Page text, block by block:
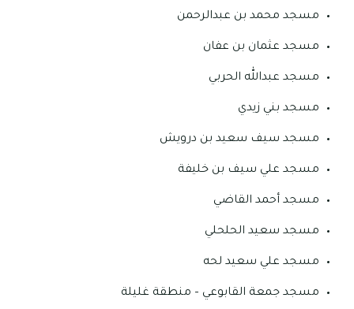
مسجد محمد بن عبدالرحمن
مسجد عثمان بن عفان
مسجد عبدالله الحربي
مسجد بني زيدي
مسجد سيف سعيد بن درويش
مسجد علي سيف بن خليفة
مسجد أحمد القاضي
مسجد سعيد الحلحلي
مسجد علي سعيد لحه
مسجد جمعة القابوعي – منطقة غليلة